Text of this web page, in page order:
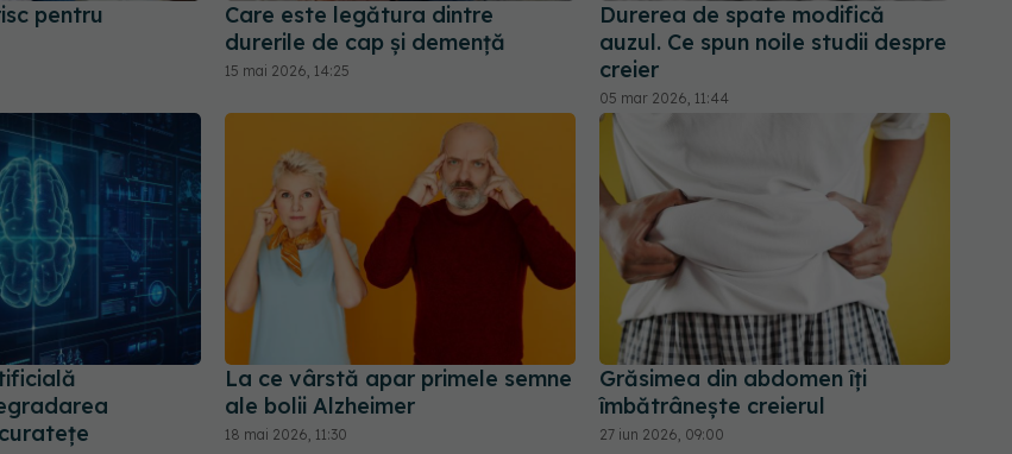
pentru
Care este legătura dintre
durerile de cap și demență
15 mai 2026, 14:25
Durerea de spate modifică
auzul. Ce spun noile studii despre
creier
05 mar 2026, 11:44
La ce vârstă apar primele semne
ale bolii Alzheimer
18 mai 2026, 11:30
Grăsimea din abdomen îți
îmbătrânește creierul
27 iun 2026, 09:00